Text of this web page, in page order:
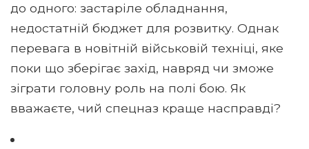
до одного: застаріле обладнання,
недостатній бюджет для розвитку. Однак
перевага в новітній військовій техніці, яке
поки що зберігає захід, навряд чи зможе
зіграти головну роль на полі бою. Як
вважаєте, чий спецназ краще насправді?